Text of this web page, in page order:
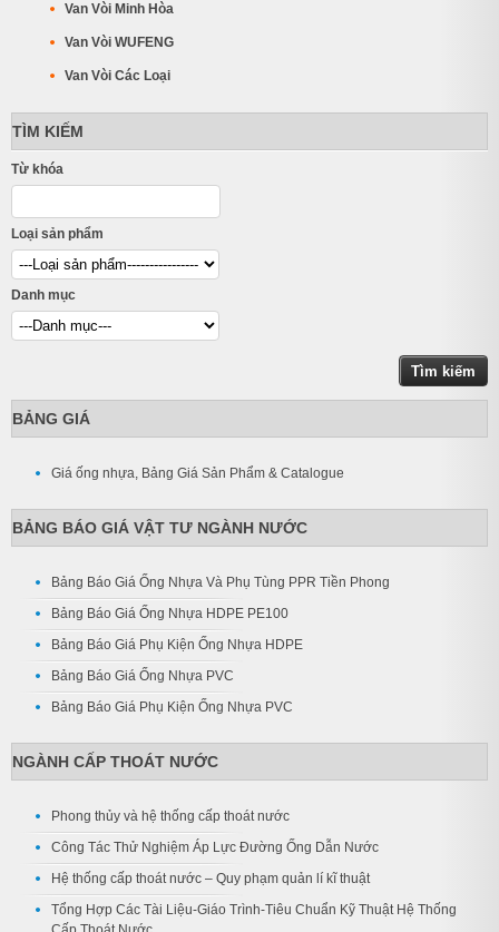
Van Vòi Minh Hòa
Van Vòi WUFENG
Van Vòi Các Loại
TÌM KIẾM
Từ khóa
Loại sản phẩm
Danh mục
BẢNG GIÁ
Giá ống nhựa, Bảng Giá Sản Phẩm & Catalogue
BẢNG BÁO GIÁ VẬT TƯ NGÀNH NƯỚC
Bảng Báo Giá Ống Nhựa Và Phụ Tùng PPR Tiền Phong
Bảng Báo Giá Ống Nhựa HDPE PE100
Bảng Báo Giá Phụ Kiện Ống Nhựa HDPE
Bảng Báo Giá Ống Nhựa PVC
Bảng Báo Giá Phụ Kiện Ống Nhựa PVC
NGÀNH CẤP THOÁT NƯỚC
Phong thủy và hệ thống cấp thoát nước
Công Tác Thử Nghiệm Áp Lực Đường Ống Dẫn Nước
Hệ thống cấp thoát nước – Quy phạm quản lí kĩ thuật
Tổng Hợp Các Tài Liệu-Giáo Trình-Tiêu Chuẩn Kỹ Thuật Hệ Thống